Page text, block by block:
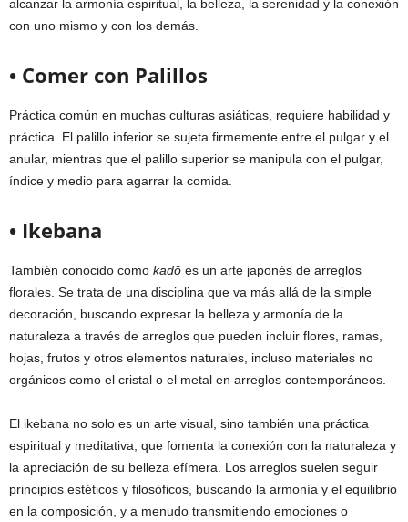
alcanzar la armonía espiritual, la belleza, la serenidad y la conexión
con uno mismo y con los demás.
• Comer con Palillos
Práctica común en muchas culturas asiáticas, requiere habilidad y
práctica. El palillo inferior se sujeta firmemente entre el pulgar y el
anular, mientras que el palillo superior se manipula con el pulgar,
índice y medio para agarrar la comida.
• Ikebana
También conocido como kadō es un arte japonés de arreglos
florales. Se trata de una disciplina que va más allá de la simple
decoración, buscando expresar la belleza y armonía de la
naturaleza a través de arreglos que pueden incluir flores, ramas,
hojas, frutos y otros elementos naturales, incluso materiales no
orgánicos como el cristal o el metal en arreglos contemporáneos.
El ikebana no solo es un arte visual, sino también una práctica
espiritual y meditativa, que fomenta la conexión con la naturaleza y
la apreciación de su belleza efímera. Los arreglos suelen seguir
principios estéticos y filosóficos, buscando la armonía y el equilibrio
en la composición, y a menudo transmitiendo emociones o